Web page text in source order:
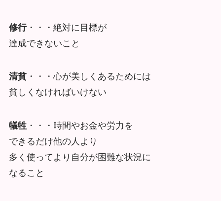
修行・・・絶対に目標が
達成できないこと
清貧・・・心が美しくあるためには
貧しくなければいけない
犠牲・・・時間やお金や労力を
できるだけ他の人より
多く使ってより自分が困難な状況に
なること